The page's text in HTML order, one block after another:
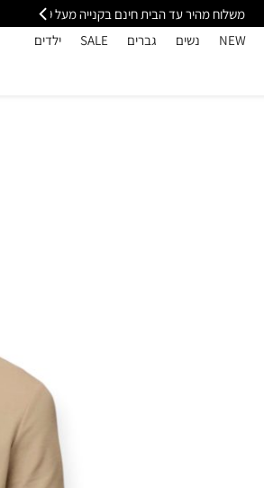
מהיר עד הבית חינם בקנייה מעל 399
NEW נשים גברים SALE ילדים